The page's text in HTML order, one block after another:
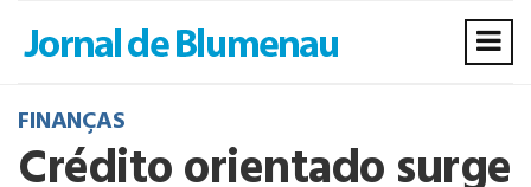
FINANÇAS
Crédito orientado surge